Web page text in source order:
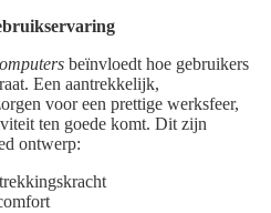
beïnvloedt hoe gebruikers
Een aantrekkelijk,
voor een prettige werksfeer,
ten goede komt. Dit zijn
ontwerp: